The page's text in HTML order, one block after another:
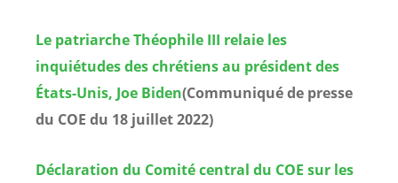
Le patriarche Théophile III relaie les
inquiétudes des chrétiens au président des
États-Unis, Joe Biden(Communiqué de presse
du COE du 18 juillet 2022)
Déclaration du Comité central du COE sur les